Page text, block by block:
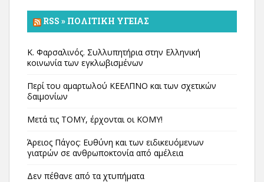
RSS » ΠΟΛΙΤΙΚΉ ΥΓΕΊΑΣ
Κ. Φαρσαλινός. Συλλυπητήρια στην Ελληνική
κοινωνία των εγκλωβισμένων
Περί του αμαρτωλού ΚΕΕΛΠΝΟ και των σχετικών
δαιμονίων
Μετά τις ΤΟΜΥ, έρχονται οι ΚΟΜΥ!
Άρειος Πάγος: Ευθύνη και των ειδικευόμενων
γιατρών σε ανθρωποκτονία από αμέλεια
Δεν πέθανε από τα χτυπήματα